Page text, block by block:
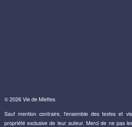
© 2026 Vie de Miettes
Sauf mention contraire, l'ensemble des textes et
propriété exclusive de leur auteur. Merci de ne pas